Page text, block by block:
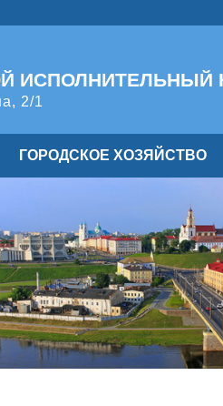
ИСПОЛНИТЕЛЬНЫЙ
2/1
ГОРОДСКОЕ ХОЗЯЙСТВО